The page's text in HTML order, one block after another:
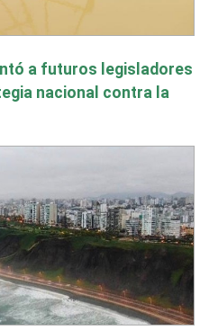
a futuros legisladores
nacional contra la